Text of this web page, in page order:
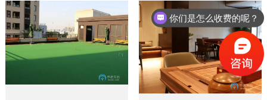
你们是怎么收费的呢？